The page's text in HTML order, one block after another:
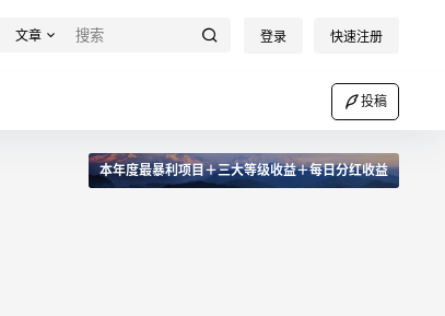
文章 登录 快速注册
投稿
本年度最暴利项目＋三大等级收益＋每日分红收益